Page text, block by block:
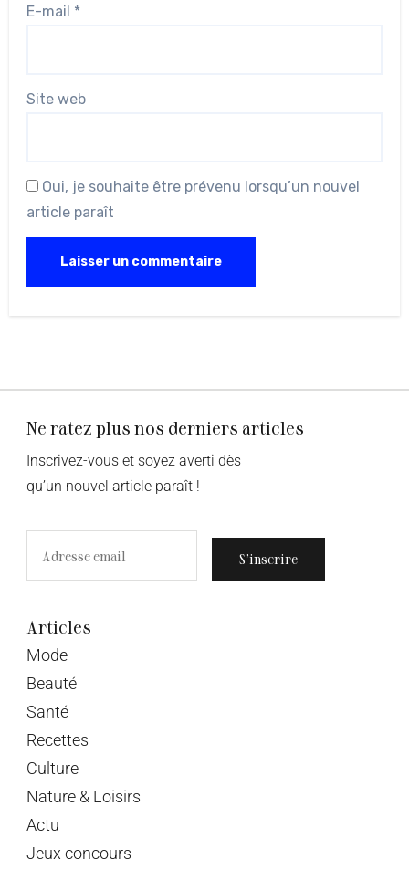
E-mail *
Site web
Oui, je souhaite être prévenu lorsqu’un nouvel
article paraît
Ne ratez plus nos derniers articles
Inscrivez-vous et soyez averti dès
qu’un nouvel article paraît !
S’inscrire
Articles
Mode
Beauté
Santé
Recettes
Culture
Nature & Loisirs
Actu
Jeux concours